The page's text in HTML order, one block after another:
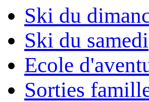
Ski du
Ski du samedi
Ecole
Sorties